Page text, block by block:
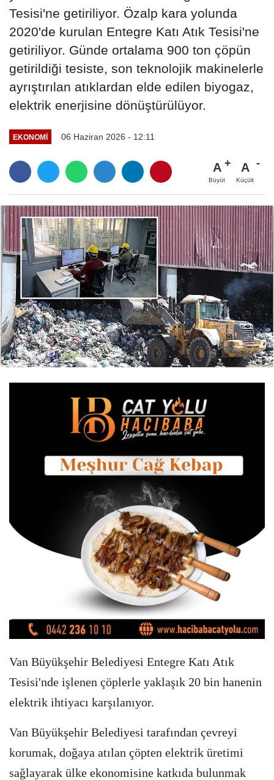
Tesisi'ne getiriliyor. Özalp kara yolunda
2020'de kurulan Entegre Katı Atık Tesisi'ne
getiriliyor. Günde ortalama 900 ton çöpün
getirildiği tesiste, son teknolojik makinelerle
ayrıştırılan atıklardan elde edilen biyogaz,
elektrik enerjisine dönüştürülüyor.
EKONOMİ 06 Haziran 2026 - 12:11
A
Büyüt
A
Küçült
Van Büyükşehir Belediyesi Entegre Katı Atık
Tesisi'nde işlenen çöplerle yaklaşık 20 bin hanenin
elektrik ihtiyacı karşılanıyor.
Van Büyükşehir Belediyesi tarafından çevreyi
korumak, doğaya atılan çöpten elektrik üretimi
sağlayarak ülke ekonomisine katkıda bulunmak